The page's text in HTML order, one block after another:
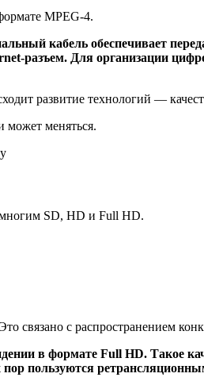
MPEG-4.
кабель обеспечивает
разъем. Для организации
развитие технологий —
может меняться.
многим SD, HD и Full HD.
связано с распространением
в формате Full HD. Такое
пользуются